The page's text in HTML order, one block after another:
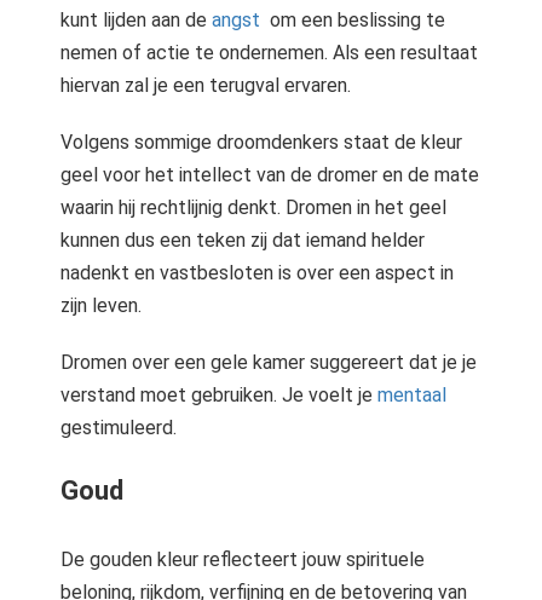
kunt lijden aan de angst om een beslissing te
nemen of actie te ondernemen. Als een resultaat
hiervan zal je een terugval ervaren.
Volgens sommige droomdenkers staat de kleur
geel voor het intellect van de dromer en de mate
waarin hij rechtlijnig denkt. Dromen in het geel
kunnen dus een teken zij dat iemand helder
nadenkt en vastbesloten is over een aspect in
zijn leven.
Dromen over een gele kamer suggereert dat je je
verstand moet gebruiken. Je voelt je mentaal
gestimuleerd.
Goud
De gouden kleur reflecteert jouw spirituele
beloning, rijkdom, verfijning en de betovering van